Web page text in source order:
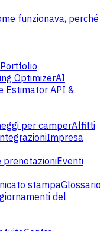
funzionava, perché
Portfolio
OptimizerAI
Estimator API &
per camperAffitti
Impresa
prenotazioniEventi
stampaGlossario
del